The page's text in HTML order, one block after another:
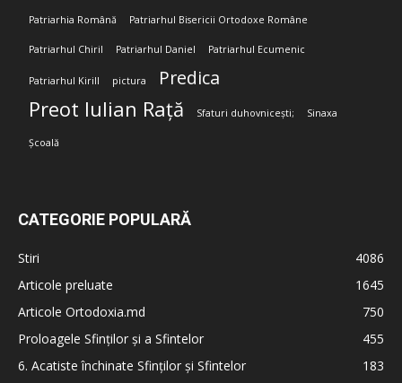
Patriarhia Română Patriarhul Bisericii Ortodoxe Române
Patriarhul Chiril Patriarhul Daniel Patriarhul Ecumenic
Patriarhul Kirill pictura Predica
Preot Iulian Rață Sfaturi duhovnicești; Sinaxa
Școală
CATEGORIE POPULARĂ
Stiri
4086
Articole preluate
1645
Articole Ortodoxia.md
750
Proloagele Sfinților și a Sfintelor
455
6. Acatiste închinate Sfinților și Sfintelor
183